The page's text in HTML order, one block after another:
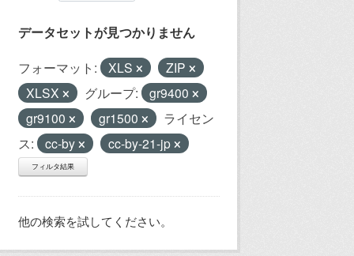
データセットが見つかりません
フォーマット: XLS
ZIP
XLSX
グループ:
gr9400
gr9100
gr1500
ライセン
ス:
cc-by cc-by-21-jp
フィルタ結果
他の検索を試してください。